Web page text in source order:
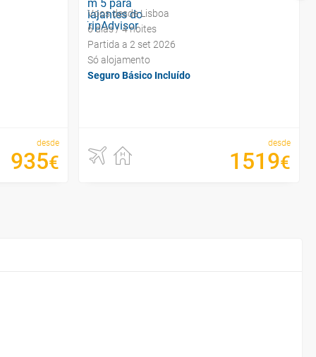
desde
935€
Voos desde Lisboa
6 dias / 4 noites
Partida a 2 set 2026
Só alojamento
Seguro Básico Incluído
desde
1519€